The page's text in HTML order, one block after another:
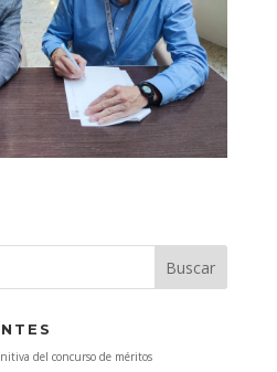
del concurso de méritos